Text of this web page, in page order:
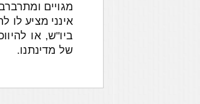
מגויים
אינני מציע
ביו"ש, או
של מדינתנו.